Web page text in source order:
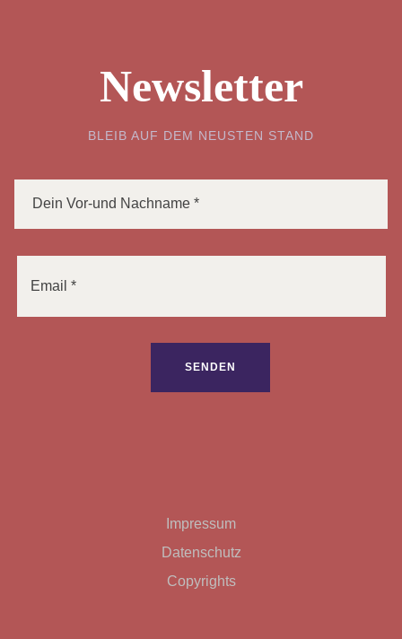
Newsletter
BLEIB AUF DEM NEUSTEN STAND
Impressum
Datenschutz
Copyrights